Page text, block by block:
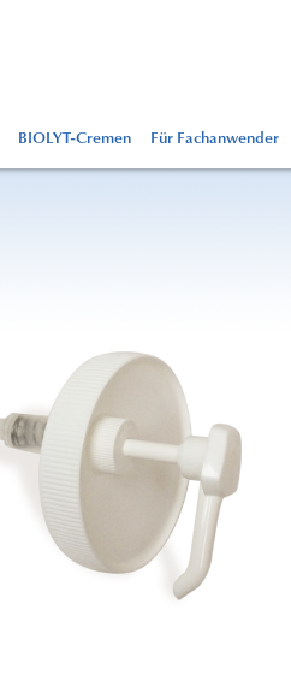
BIOLYT-Cremen Für Fachanwender